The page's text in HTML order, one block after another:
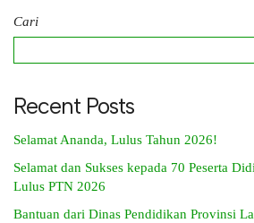
Cari
Recent Posts
Selamat Ananda, Lulus Tahun 2026!
Selamat dan Sukses kepada 70 Peserta
Lulus PTN 2026
Bantuan dari Dinas Pendidikan Provinsi